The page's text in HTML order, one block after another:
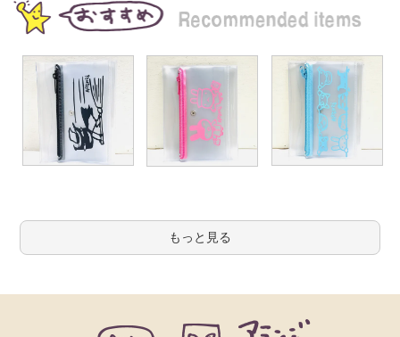
もっと見る